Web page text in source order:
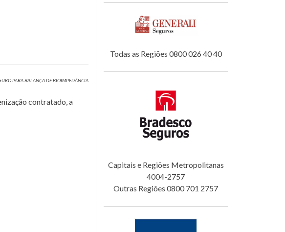
PARA BALANÇA DE BIOIMPEDÂNCIA
contratado, a
Todas as Regiões 0800 026 40 40
Capitais e Regiões Metropolitanas
4004-2757
Outras Regiões 0800 701 2757